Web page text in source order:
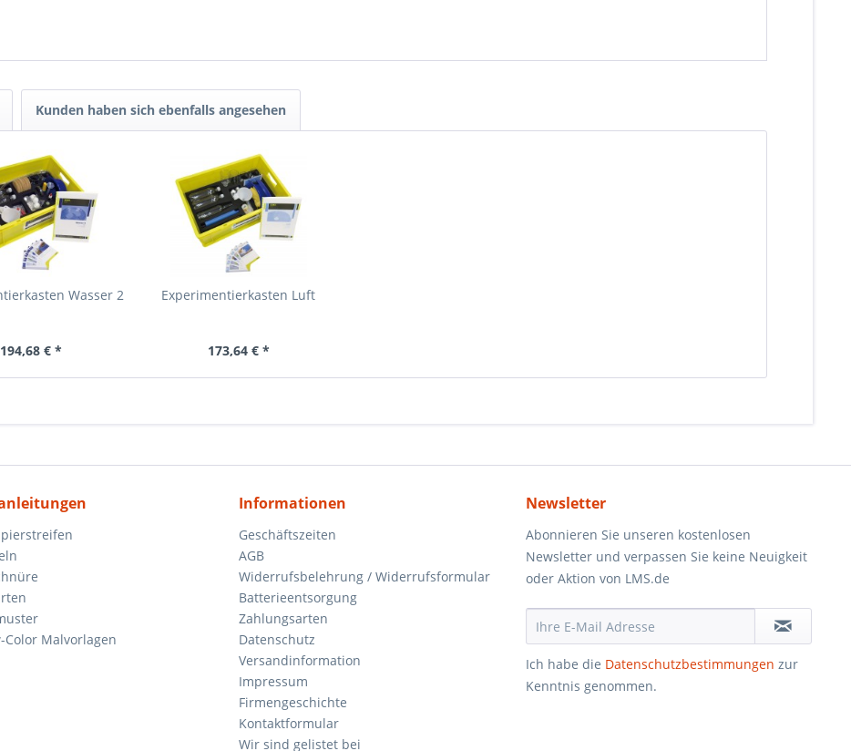
Kunden haben sich ebenfalls angesehen
Wasser 2
194,68 € *
Experimentierkasten Luft
173,64 € *
Color Malvorlagen
Informationen
Geschäftszeiten
AGB
Widerrufsbelehrung / Widerrufsformular
Batterieentsorgung
Zahlungsarten
Datenschutz
Versandinformation
Impressum
Firmengeschichte
Kontaktformular
Wir sind gelistet bei
Newsletter
Abonnieren Sie unseren kostenlosen
Newsletter und verpassen Sie keine Neuigkeit
oder Aktion von LMS.de
Ich habe die Datenschutzbestimmungen zur
Kenntnis genommen.